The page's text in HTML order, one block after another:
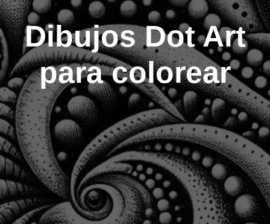
Dibujos Dot Art
para colorear